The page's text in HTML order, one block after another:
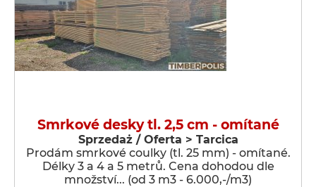
Smrkové desky tl. 2,5 cm - omítané
Sprzedaż / Oferta > Tarcica
Prodám smrkové coulky (tl. 25 mm) - omítané.
Délky 3 a 4 a 5 metrů. Cena dohodou dle
množství... (od 3 m3 - 6.000,-/m3)